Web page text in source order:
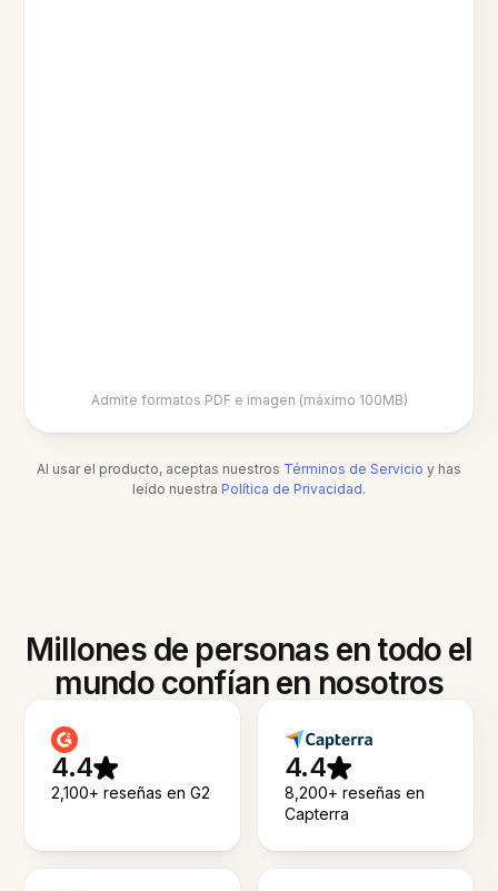
Admite formatos PDF e imagen (máximo 100MB)
Al usar el producto, aceptas nuestros Términos de Servicio y has
leído nuestra Política de Privacidad.
Millones de personas en todo el
mundo confían en nosotros
4.4
2,100+ reseñas en G2
4.4
8,200+ reseñas en
Capterra